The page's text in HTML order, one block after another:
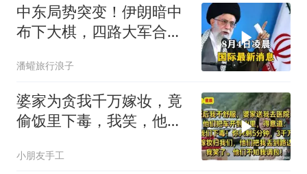
中东局势突变！伊朗暗中
布下大棋，四路大军合
潘蠸旅行浪子
婆家为贪我千万嫁妆，竟
偷饭里下毒，我笑，他们
小朋友手工